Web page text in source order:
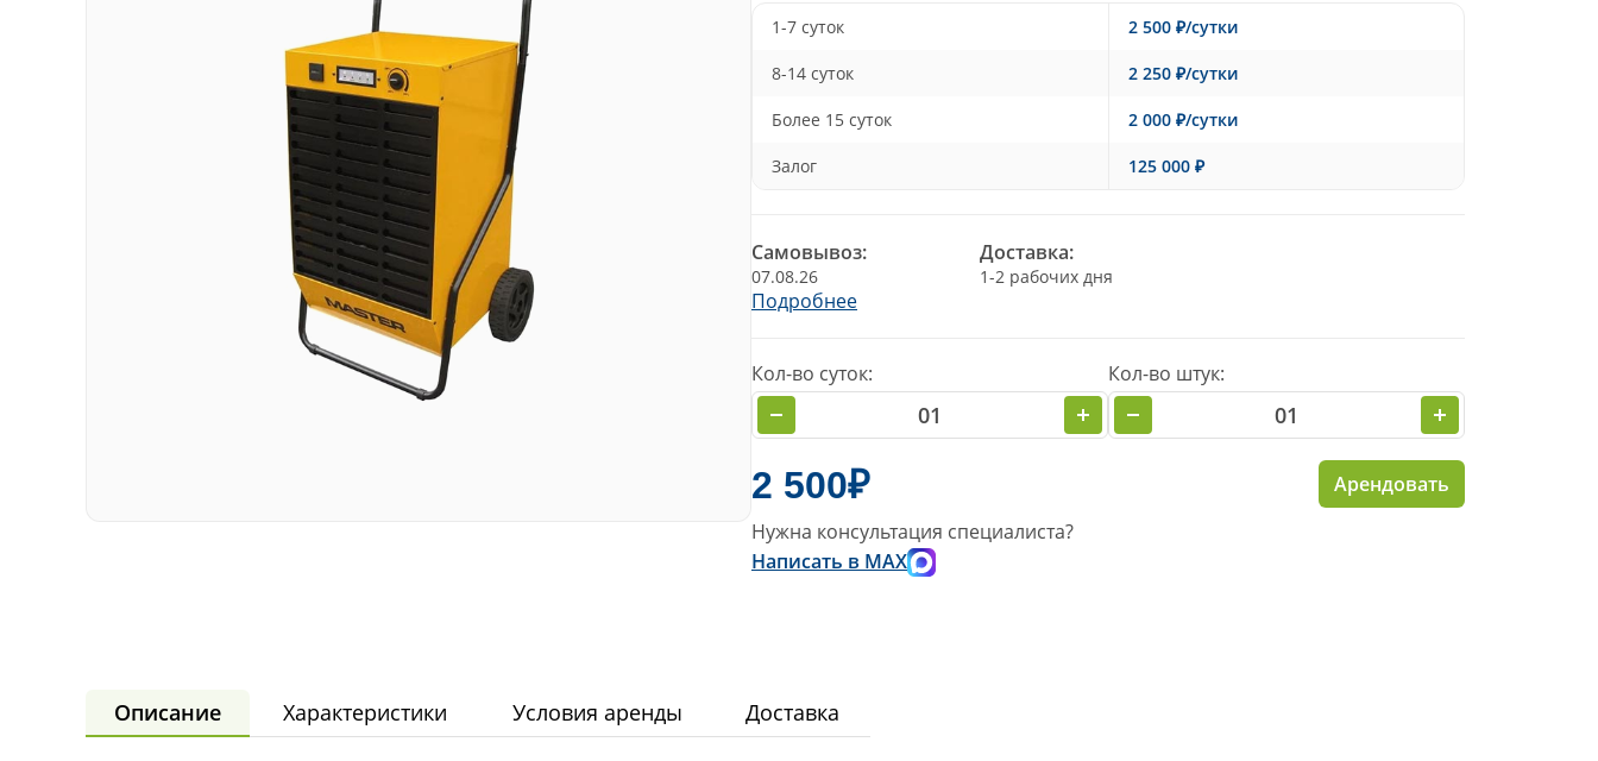
1-7 суток 2 500 ₽/сутки
8-14 суток 2 250 ₽/сутки
Более 15 суток 2 000 ₽/сутки
Залог 125 000 ₽
Самовывоз:
07.08.26
Доставка:
1-2 рабочих дня
Подробнее
Кол-во суток: Кол-во штук:
2 500₽
Арендовать
Нужна консультация специалиста?
Написать в MAX